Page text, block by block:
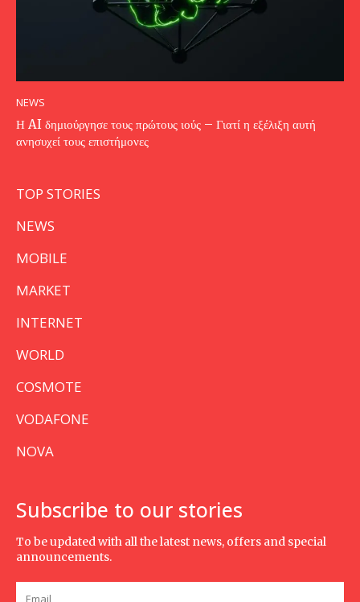
NEWS
Η AI δημιούργησε τους πρώτους ιούς – Γιατί η εξέλιξη αυτή
ανησυχεί τους επιστήμονες
TOP STORIES
NEWS
MOBILE
MARKET
INTERNET
WORLD
COSMOTE
VODAFONE
NOVA
Subscribe to our stories
To be updated with all the latest news, offers and special
announcements.